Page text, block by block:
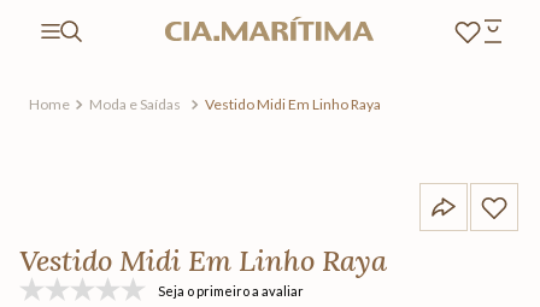
Moda e Saídas Vestido Midi Em Linho Raya
Vestido Midi Em Linho Raya
Seja o primeiro a avaliar